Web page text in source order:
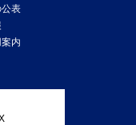
表
内